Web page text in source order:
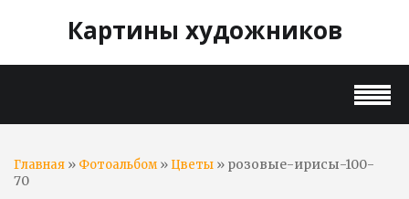
Картины художников
Главная » Фотоальбом» Цветы » розовые-ирисы-100-
70